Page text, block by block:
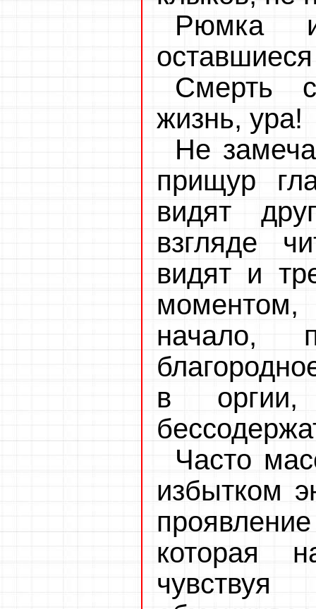
Рюмка
Смерть
жизнь, ура!
Не
прищур
видят
взгляде
видят и
моментом,
начало,
в оргии,
Часто
избытком
которая